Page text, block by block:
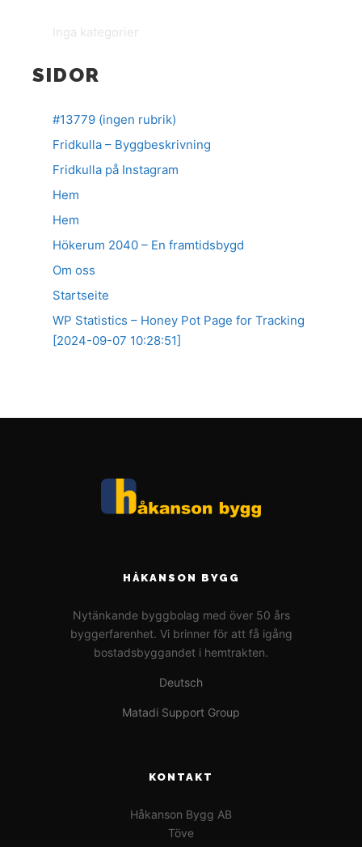
Inga kategorier
SIDOR
#13779 (ingen rubrik)
Fridkulla – Byggbeskrivning
Fridkulla på Instagram
Hem
Hem
Hökerum 2040 – En framtidsbygd
Om oss
Startseite
WP Statistics – Honey Pot Page for Tracking
[2024-09-07 10:28:51]
HÅKANSON BYGG
Nytänkande byggbolag med över 50 års
byggerfarenhet. Vi brinner för att få igång
bostadsbyggandet i hemtrakten.
Deutsch
Matadi Support Group
KONTAKT
Håkanson Bygg AB
Töve